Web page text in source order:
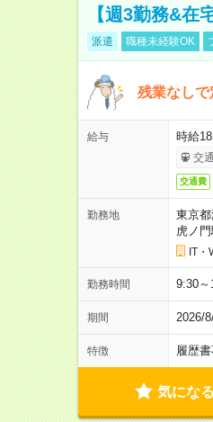
【週3勤務&在
派遣 職種未経験OK
残業なし
給与 時給
交
交通費
勤務地
東京
虎ノ
IT・
勤務時間 9:30～
期間 2026/
特徴 履歴
気になる